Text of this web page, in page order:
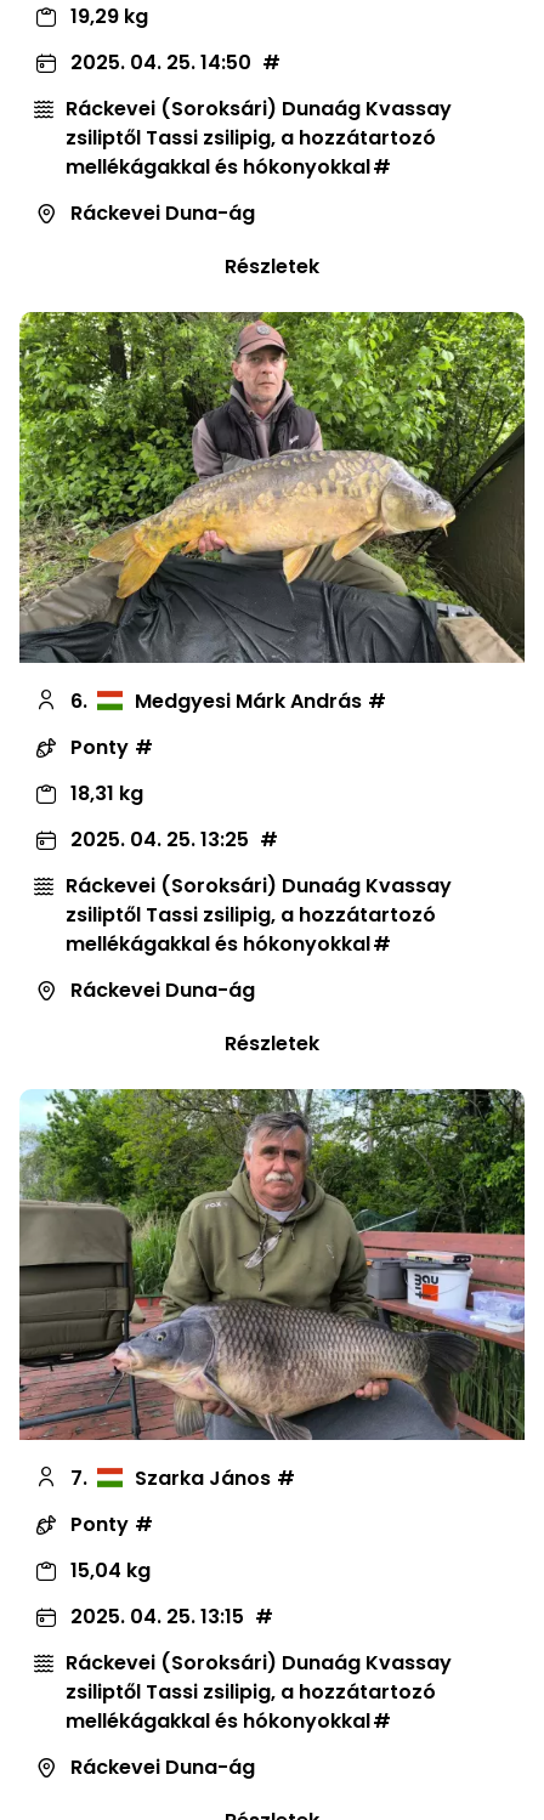
19,29 kg
2025. 04. 25. 14:50
Ráckevei (Soroksári) Dunaág Kvassay
zsiliptől Tassi zsilipig, a hozzátartozó
mellékágakkal és hókonyokkal
Ráckevei Duna-ág
Részletek
6.
Medgyesi Márk András
Ponty
18,31 kg
2025. 04. 25. 13:25
Ráckevei (Soroksári) Dunaág Kvassay
zsiliptől Tassi zsilipig, a hozzátartozó
mellékágakkal és hókonyokkal
Ráckevei Duna-ág
Részletek
7.
Szarka János
Ponty
15,04 kg
2025. 04. 25. 13:15
Ráckevei (Soroksári) Dunaág Kvassay
zsiliptől Tassi zsilipig, a hozzátartozó
mellékágakkal és hókonyokkal
Ráckevei Duna-ág